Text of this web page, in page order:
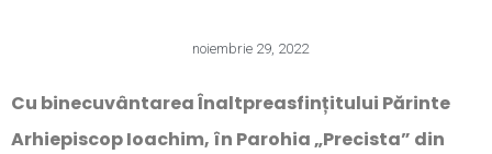
noiembrie 29, 2022
Cu binecuvântarea Înaltpreasfințitului Părinte
Arhiepiscop Ioachim, în Parohia „Precista” din